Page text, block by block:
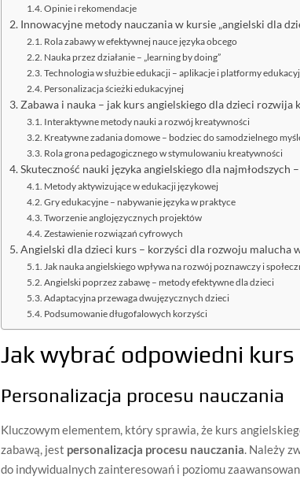
Opinie i rekomendacje
Innowacyjne metody nauczania w kursie „angielski dla
Rola zabawy w efektywnej nauce języka obcego
Nauka przez działanie – „learning by doing”
Technologia w służbie edukacji – aplikacje i platformy
Personalizacja ścieżki edukacyjnej
Zabawa i nauka – jak kurs angielskiego dla dzieci rozwija
Interaktywne metody nauki a rozwój kreatywności
Kreatywne zadania domowe – bodziec do samodzielnego
Rola grona pedagogicznego w stymulowaniu kreatywności
Skuteczność nauki języka angielskiego dla najmłodszych
Metody aktywizujące w edukacji językowej
Gry edukacyjne – nabywanie języka w praktyce
Tworzenie anglojęzycznych projektów
Zestawienie rozwiązań cyfrowych
Angielski dla dzieci kurs – korzyści dla rozwoju malucha
Jak nauka angielskiego wpływa na rozwój poznawczy i
Angielski poprzez zabawę – metody efektywne dla dzieci
Adaptacyjna przewaga dwujęzycznych dzieci
Podsumowanie długofalowych korzyści
Jak wybrać odpowiedni
Personalizacja procesu nauczania
Kluczowym elementem, który sprawia, że kurs
zabawą, jest personalizacja procesu nauczania . Należy
do indywidualnych zainteresowań i poziomu